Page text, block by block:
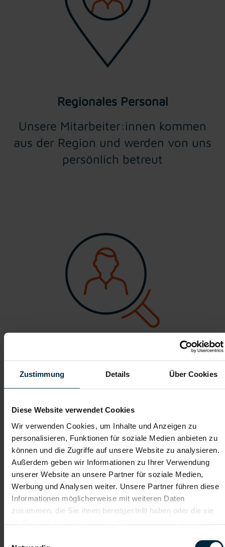
Zustimmung Details Über Cookies
Diese Website verwendet Cookies
Wir verwenden Cookies, um Inhalte und Anzeigen zu
personalisieren, Funktionen für soziale Medien anbieten zu
können und die Zugriffe auf unsere Website zu analysieren.
Außerdem geben wir Informationen zu Ihrer Verwendung
unserer Website an unsere Partner für soziale Medien,
Werbung und Analysen weiter. Unsere Partner führen diese
Informationen möglicherweise mit weiteren Daten
zusammen, die Sie ihnen bereitgestellt haben oder die sie
Regionales Personal
Unsere Mitarbeiter:innen kommen
aus der Region und werden von uns
persönlich betreut
Gezielte Personalauswahl
persönlich und mit größter Sorgfalt
ausgewählt